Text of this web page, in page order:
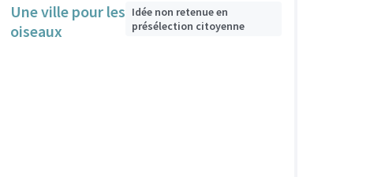
Une ville pour les
oiseaux
Idée non retenue en
présélection citoyenne